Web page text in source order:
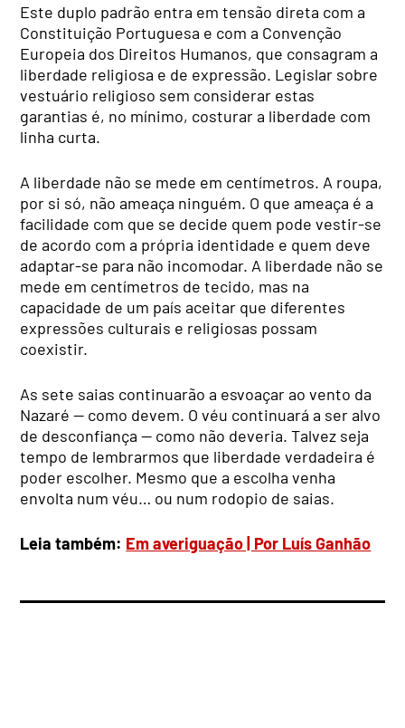
Este duplo padrão entra em tensão direta com a
Constituição Portuguesa e com a Convenção
Europeia dos Direitos Humanos, que consagram a
liberdade religiosa e de expressão. Legislar sobre
vestuário religioso sem considerar estas
garantias é, no mínimo, costurar a liberdade com
linha curta.
A liberdade não se mede em centímetros. A roupa,
por si só, não ameaça ninguém. O que ameaça é a
facilidade com que se decide quem pode vestir-se
de acordo com a própria identidade e quem deve
adaptar-se para não incomodar. A liberdade não se
mede em centímetros de tecido, mas na
capacidade de um país aceitar que diferentes
expressões culturais e religiosas possam
coexistir.
As sete saias continuarão a esvoaçar ao vento da
Nazaré — como devem. O véu continuará a ser alvo
de desconfiança — como não deveria. Talvez seja
tempo de lembrarmos que liberdade verdadeira é
poder escolher. Mesmo que a escolha venha
envolta num véu… ou num rodopio de saias.
Leia também: Em averiguação | Por Luís Ganhão